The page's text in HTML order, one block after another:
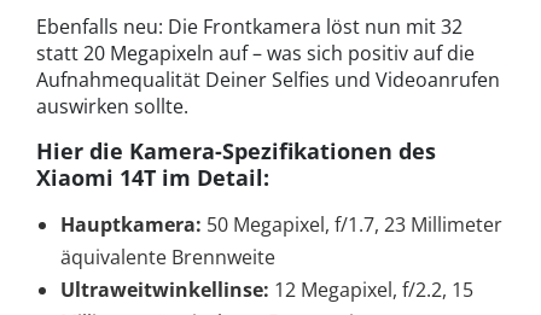
Ebenfalls neu: Die Frontkamera löst nun mit 32
statt 20 Megapixeln auf – was sich positiv auf die
Aufnahmequalität Deiner Selfies und Videoanrufen
auswirken sollte.
Hier die Kamera-Spezifikationen des
Xiaomi 14T im Detail:
Hauptkamera: 50 Megapixel, f/1.7, 23 Millimeter
äquivalente Brennweite
Ultraweitwinkellinse: 12 Megapixel, f/2.2, 15